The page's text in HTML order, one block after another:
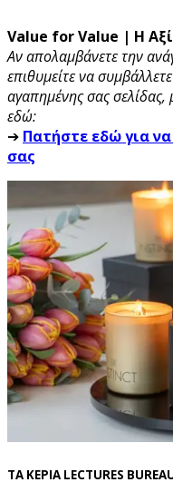
Value for Value | Η
Αν απολαμβάνετε την
επιθυμείτε να
αγαπημένης σας σελίδας,
εδώ:
➔ Πατήστε εδώ για
σας
ΤΑ ΚΕΡΙΑ LECTURES